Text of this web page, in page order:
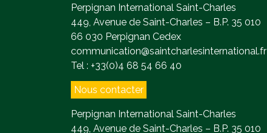
Perpignan International Saint-Charles
449, Avenue de Saint-Charles – B.P. 35 010
66 030 Perpignan Cedex
communication@saintcharlesinternational.fr
Tel : +33(0)4 68 54 66 40
Nous contacter
Perpignan International Saint-Charles
449, Avenue de Saint-Charles – B.P. 35 010